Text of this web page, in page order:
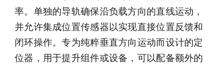
率。单独的导轨确保沿负载方向的直线运动，
并允许集成位置传感器以实现直接位置反馈和
闭环操作。专为纯粹垂直方向运动而设计的定
位器，用于提升组件或设备，可以配备额外的